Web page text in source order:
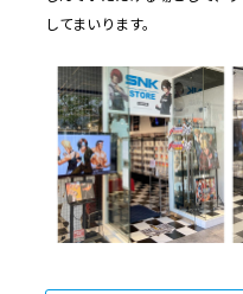
してまいります。